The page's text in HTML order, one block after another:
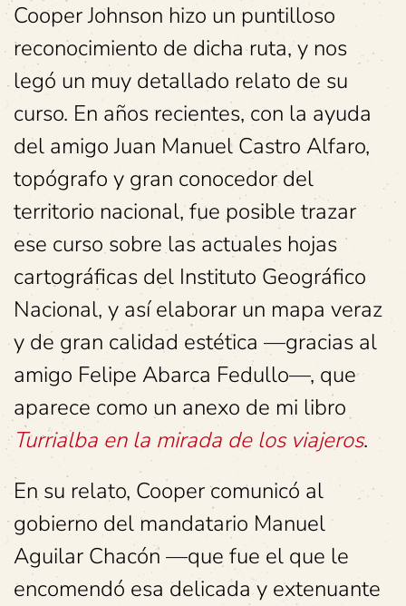
Cooper Johnson hizo un puntilloso
reconocimiento de dicha ruta, y nos
legó un muy detallado relato de su
curso. En años recientes, con la ayuda
del amigo Juan Manuel Castro Alfaro,
topógrafo y gran conocedor del
territorio nacional, fue posible trazar
ese curso sobre las actuales hojas
cartográficas del Instituto Geográfico
Nacional, y así elaborar un mapa veraz
y de gran calidad estética —gracias al
amigo Felipe Abarca Fedullo—, que
aparece como un anexo de mi libro
Turrialba en la mirada de los viajeros.
En su relato, Cooper comunicó al
gobierno del mandatario Manuel
Aguilar Chacón —que fue el que le
encomendó esa delicada y extenuante